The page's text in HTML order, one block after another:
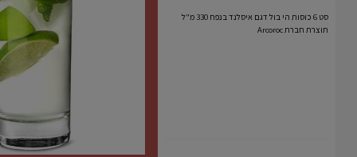
סט 6 כוסות הי בול דגם איסלנד בנפח 330 מ"ל
תוצרת חברת Arcoroc